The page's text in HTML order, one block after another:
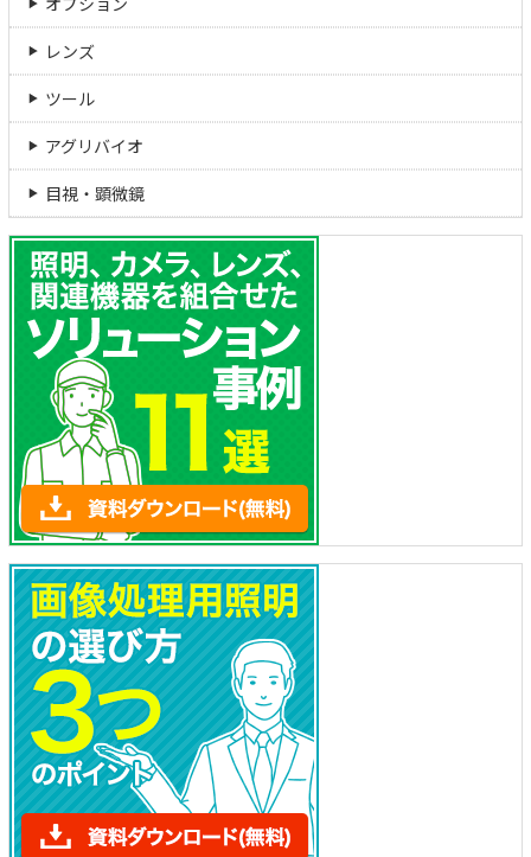
レンズ
ツール
アグリバイオ
目視・顕微鏡